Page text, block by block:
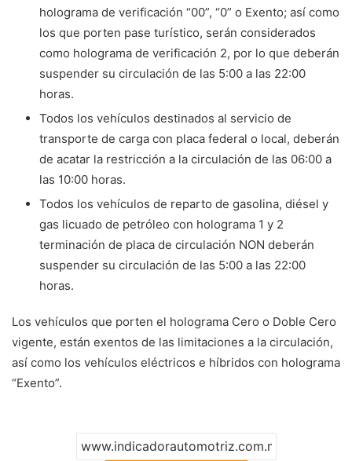
holograma de verificación “00”, “0” o Exento; así como
los que porten pase turístico, serán considerados
como holograma de verificación 2, por lo que deberán
suspender su circulación de las 5:00 a las 22:00
horas.
Todos los vehículos destinados al servicio de
transporte de carga con placa federal o local, deberán
de acatar la restricción a la circulación de las 06:00 a
las 10:00 horas.
Todos los vehículos de reparto de gasolina, diésel y
gas licuado de petróleo con holograma 1 y 2
terminación de placa de circulación NON deberán
suspender su circulación de las 5:00 a las 22:00
horas.
Los vehículos que porten el holograma Cero o Doble Cero
vigente, están exentos de las limitaciones a la circulación,
así como los vehículos eléctricos e híbridos con holograma
“Exento”.